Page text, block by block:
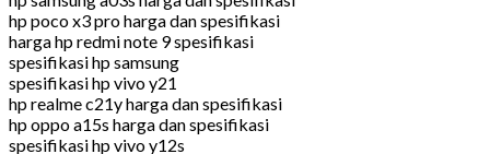
hp poco x3 pro harga dan spesifikasi
harga hp redmi note 9 spesifikasi
spesifikasi hp samsung
spesifikasi hp vivo y21
hp realme c21y harga dan spesifikasi
hp oppo a15s harga dan spesifikasi
spesifikasi hp vivo y12s